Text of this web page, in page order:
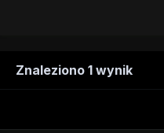
Znaleziono 1 wynik